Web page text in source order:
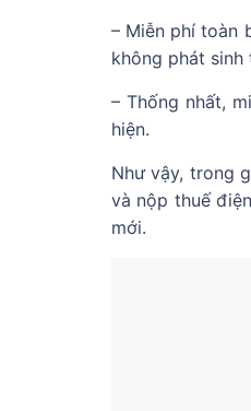
– Miễn phí toàn
không phát sinh
– Thống nhất,
hiện.
Như vậy, trong
và nộp thuế
mới.